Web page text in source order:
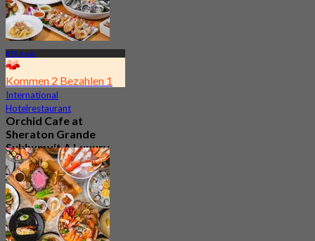
BTS Asok
Kommen 2 Bezahlen 1
International
Hotelrestaurant
Orchid Cafe at
Sheraton Grande
Sukhumvit A Luxury
Collection Hotel
4.7
15.1K Gebucht
Aus฿ 776